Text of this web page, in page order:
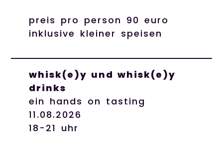
preis pro person 90 euro
inklusive kleiner speisen
whisk(e)y und whisk(e)y
drinks
ein hands on tasting
11.08.2026
18-21 uhr